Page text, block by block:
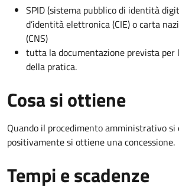
SPID (sistema pubblico di identità
d’identità elettronica (CIE) o carta
(CNS)
tutta la documentazione prevista per
della pratica.
Cosa si ottiene
Quando il procedimento amministrativo si
positivamente si ottiene una concessione.
Tempi e scadenze